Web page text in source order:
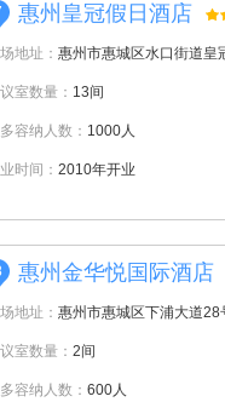
惠州皇冠假日酒店
地址： 惠州市惠城区水口街道皇
室数量： 13间
容纳人数： 1000人
时间： 2010年开业
惠州金华悦国际酒店
地址： 惠州市惠城区下浦大道28
室数量： 2间
容纳人数： 600人